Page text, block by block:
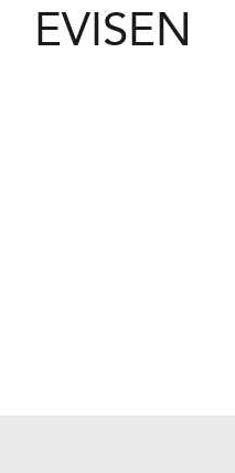
EVISEN